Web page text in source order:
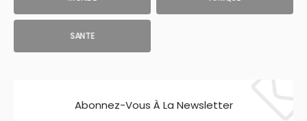
SANTE
Abonnez-Vous À La Newsletter